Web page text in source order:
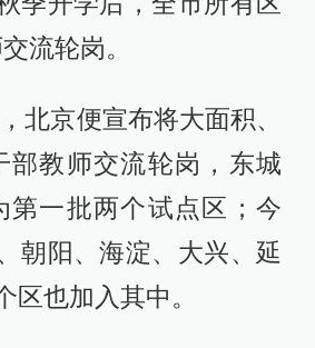
流轮岗。
北京便宣布将大面积、
部教师交流轮岗，东城
第一批两个试点区；今
朝阳、海淀、大兴、延
区也加入其中。